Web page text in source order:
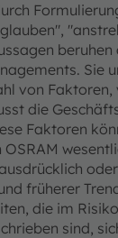
Sie
von
die
Faktoren
früherer
die im
sind,